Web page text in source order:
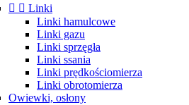
  Linki
Linki hamulcowe
Linki gazu
Linki sprzęgła
Linki ssania
Linki prędkościomierza
Linki obrotomierza
Owiewki, osłony